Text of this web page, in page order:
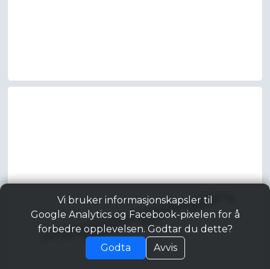
Vi bruker informasjonskapsler til
Google Analytics og Facebook-pixelen for å
forbedre opplevelsen. Godtar du dette?
Godta
Avvis